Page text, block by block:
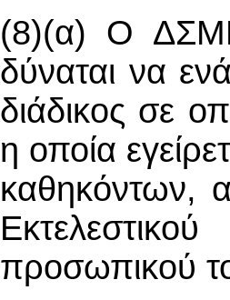
(8)(α) Ο ΔΣΜΚ
δύναται να
διάδικος σε
η οποία
καθηκόντων,
προσωπικού